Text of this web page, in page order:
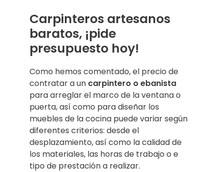
Carpinteros artesanos
baratos, ¡pide
presupuesto hoy!
Como hemos comentado, el precio de
contratar a un carpintero o ebanista
para arreglar el marco de la ventana o
puerta, así como para diseñar los
muebles de la cocina puede variar según
diferentes criterios: desde el
desplazamiento, así como la calidad de
los materiales, las horas de trabajo o e
tipo de prestación a realizar.